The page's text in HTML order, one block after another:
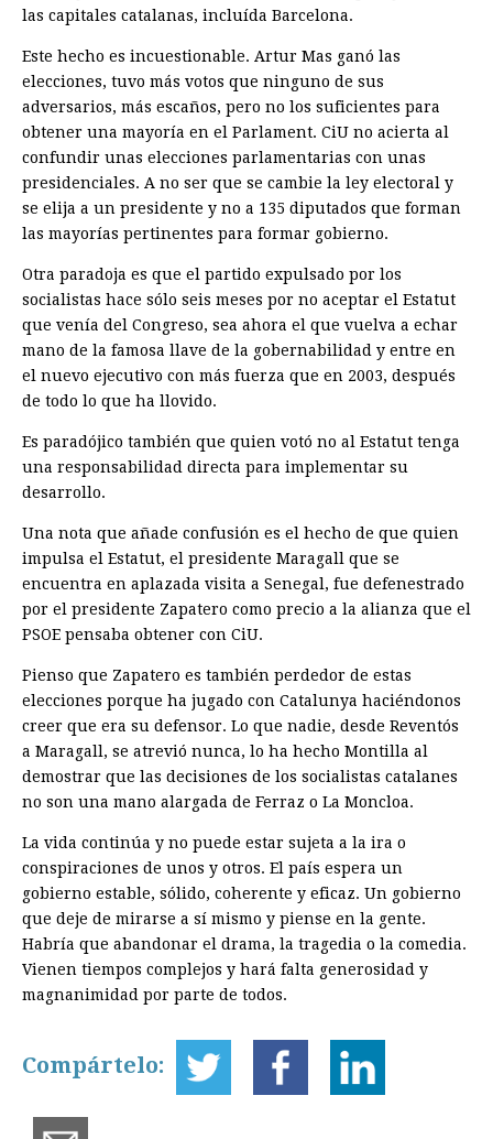
las capitales catalanas, incluída Barcelona.
Este hecho es incuestionable. Artur Mas ganó las
elecciones, tuvo más votos que ninguno de sus
adversarios, más escaños, pero no los suficientes para
obtener una mayoría en el Parlament. CiU no acierta al
confundir unas elecciones parlamentarias con unas
presidenciales. A no ser que se cambie la ley electoral y
se elija a un presidente y no a 135 diputados que forman
las mayorías pertinentes para formar gobierno.
Otra paradoja es que el partido expulsado por los
socialistas hace sólo seis meses por no aceptar el Estatut
que venía del Congreso, sea ahora el que vuelva a echar
mano de la famosa llave de la gobernabilidad y entre en
el nuevo ejecutivo con más fuerza que en 2003, después
de todo lo que ha llovido.
Es paradójico también que quien votó no al Estatut tenga
una responsabilidad directa para implementar su
desarrollo.
Una nota que añade confusión es el hecho de que quien
impulsa el Estatut, el presidente Maragall que se
encuentra en aplazada visita a Senegal, fue defenestrado
por el presidente Zapatero como precio a la alianza que el
PSOE pensaba obtener con CiU.
Pienso que Zapatero es también perdedor de estas
elecciones porque ha jugado con Catalunya haciéndonos
creer que era su defensor. Lo que nadie, desde Reventós
a Maragall, se atrevió nunca, lo ha hecho Montilla al
demostrar que las decisiones de los socialistas catalanes
no son una mano alargada de Ferraz o La Moncloa.
La vida continúa y no puede estar sujeta a la ira o
conspiraciones de unos y otros. El país espera un
gobierno estable, sólido, coherente y eficaz. Un gobierno
que deje de mirarse a sí mismo y piense en la gente.
Habría que abandonar el drama, la tragedia o la comedia.
Vienen tiempos complejos y hará falta generosidad y
magnanimidad por parte de todos.
Compártelo: